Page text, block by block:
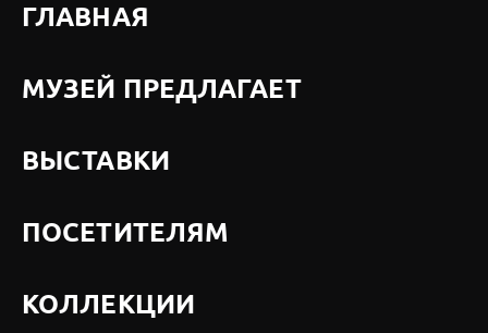
ГЛАВНАЯ
МУЗЕЙ ПРЕДЛАГАЕТ
ВЫСТАВКИ
ПОСЕТИТЕЛЯМ
КОЛЛЕКЦИИ